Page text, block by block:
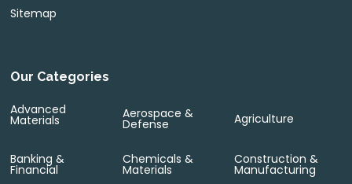
Sitemap
Our Categories
Advanced
Materials Aerospace &
Defense Agriculture
Banking &
Financial
Chemicals &
Materials
Construction &
Manufacturing